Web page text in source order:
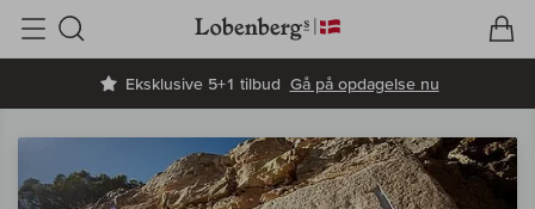
Eksklusive 5+1 tilbud Gå på opdagelse nu
Søg